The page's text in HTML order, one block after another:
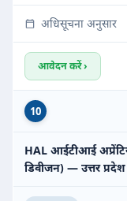
अधिसूचना अनुसार
आवेदन करें ›
10
HAL आईटीआई
डिवीजन) — उत्तर